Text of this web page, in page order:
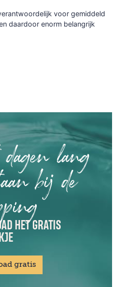
voor gemiddeld
daardoor enorm belangrijk
lang
bij de
HET GRATIS
gratis